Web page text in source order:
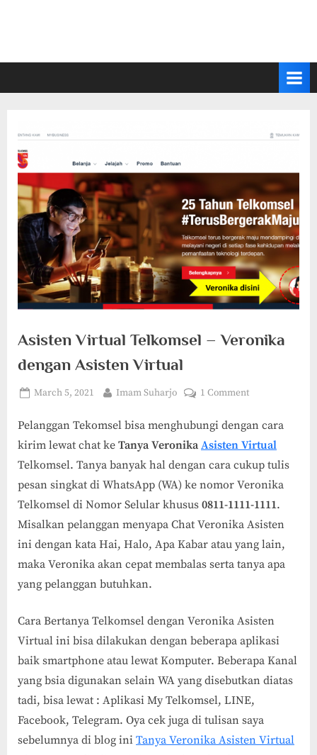
Asisten Virtual Telkomsel – Veronika
dengan Asisten Virtual
Posted
March 5, 2021 By
Imam Suharjo 1 Commenton
Virtual
Telkomsel
Veronika
dengan
Asisten
Virtual
Pelanggan Tekomsel bisa menghubungi dengan cara
kirim lewat chat ke Tanya Veronika Asisten Virtual
Telkomsel. Tanya banyak hal dengan cara cukup tulis
pesan singkat di WhatsApp (WA) ke nomor Veronika
Telkomsel di Nomor Selular khusus 0811-1111-1111.
Misalkan pelanggan menyapa Chat Veronika Asisten
ini dengan kata Hai, Halo, Apa Kabar atau yang lain,
maka Veronika akan cepat membalas serta tanya apa
yang pelanggan butuhkan.
Cara Bertanya Telkomsel dengan Veronika Asisten
Virtual ini bisa dilakukan dengan beberapa aplikasi
baik smartphone atau lewat Komputer. Beberapa Kanal
yang bsia digunakan selain WA yang disebutkan diatas
tadi, bisa lewat : Aplikasi My Telkomsel, LINE,
Facebook, Telegram. Oya cek juga di tulisan saya
sebelumnya di blog ini Tanya Veronika Asisten Virtual